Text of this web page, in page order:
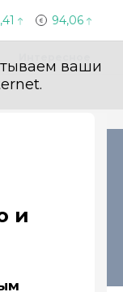
94,06
ваши
и